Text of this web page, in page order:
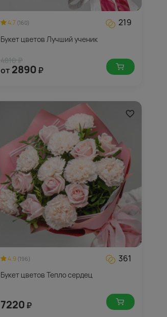
4.7 (160) 219
Букет цветов Лучший ученик
от 2890 ₽
4.9 (196) 361
Букет цветов Тепло сердец
7220 ₽